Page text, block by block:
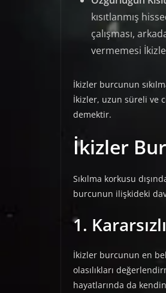
kısıtlanmış
çalışması,
vermemesi
İkizler burcunun
İkizler, uzun süreli ve
demektir.
İkizler
Sıkılma korkusu
burcunun ilişkideki
1.
İkizler burcunun en
olasılıkları
hayatlarında da